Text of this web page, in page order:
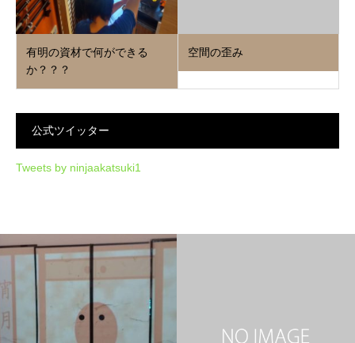
有明の資材で何ができる
か？？？
空間の歪み
公式ツイッター
Tweets by ninjaakatsuki1